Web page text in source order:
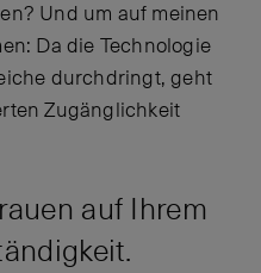
Und um auf meinen
Da die Technologie
durchdringt, geht
Zugänglichkeit
auf Ihrem